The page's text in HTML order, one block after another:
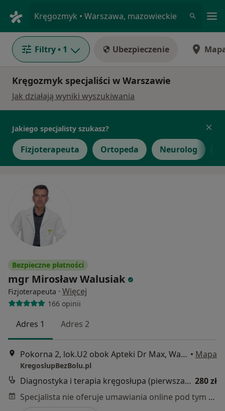
Kręgozmyk • Warszawa, mazowieckie
Filtry • 1 Ubezpieczenie
Kręgozmyk specjaliści w Warszawie
Jak działają wyniki wyszukiwania
Jakiego specjalisty szukasz?
Fizjoterapeuta Ortopeda Neurolog
Bezpieczne płatności
mgr Mirosław Walusiak
Fizjoterapeuta · Więcej
166 opinii
Adres 1 Adres 2
Pokorna 2, lok.U2 obok Apteki Dr Max, Warszawa • Mapa
KregoslupBezBolu.pl
Diagnostyka i terapia kręgosłupa (pierwsza wizyta) 280 zł
Specjalista nie oferuje umawiania online pod tym adresem.